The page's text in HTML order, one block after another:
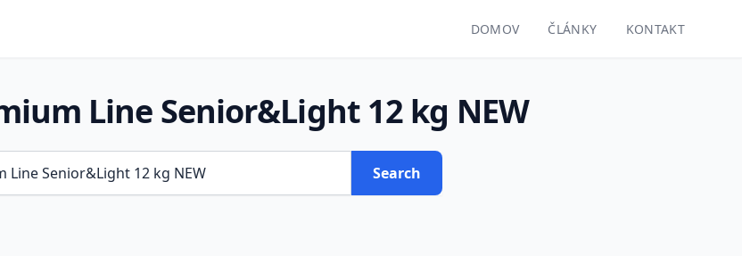
DOMOV ČLÁNKY KONTAKT
Line Senior&Light 12 kg NEW
Search